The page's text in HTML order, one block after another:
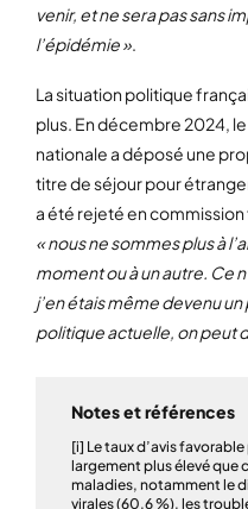
venir, et ne sera pas sans
l’épidémie ».
La situation politique
plus. En décembre 2024,
nationale a déposé une
titre de séjour pour
a été rejeté en commission
« nous ne sommes plus à
moment ou à un autre. Ce
j’en étais même devenu
politique actuelle, on peut
Notes et références
[i] Le taux d’avis
largement plus élevé que
maladies, notamment le
virales (60,6 %), les